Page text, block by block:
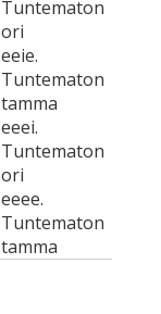
Tuntematon
ori
eeie.
Tuntematon
tamma
eeei.
Tuntematon
ori
eeee.
Tuntematon
tamma